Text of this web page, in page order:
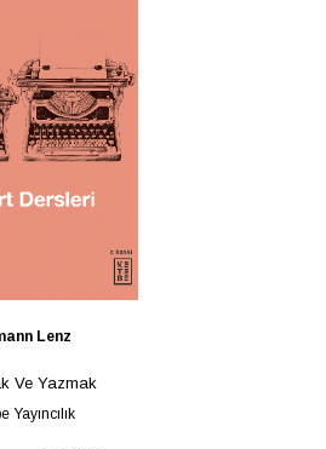
Lenz
Ve Yazmak
Yayıncılık